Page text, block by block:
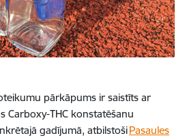
pārkāpums ir saistīts ar
Carboxy-THC konstatēšanu
gadījumā, atbilstošiPasaules